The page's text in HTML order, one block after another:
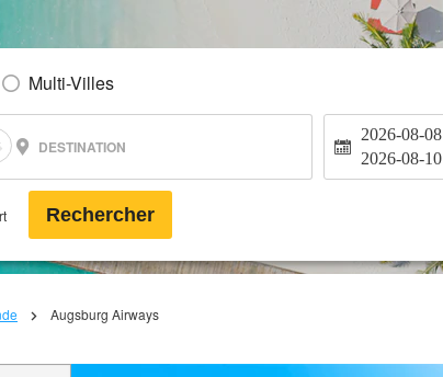
Multi-Villes
DESTINATION
2026-08-08
2026-08-10
Rechercher
Augsburg Airways